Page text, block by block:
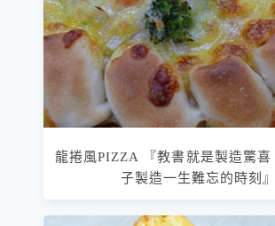
龍捲風PIZZA 『教書就是製造驚喜
子製造一生難忘的時刻』